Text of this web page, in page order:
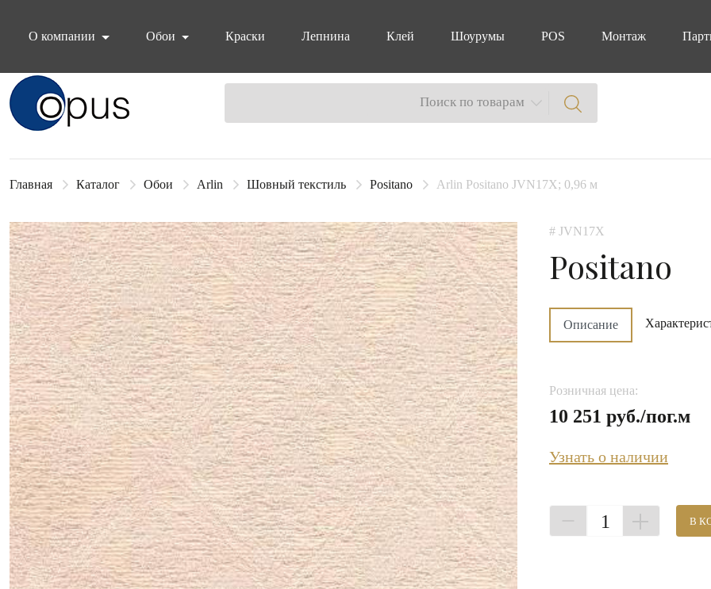
О компании
Обои Краски Лепнина Клей Шоурумы POS Монтаж
Блок поиска Поиск по товарам
Главная Каталог Обои Arlin Шовный текстиль Positano Arlin Positano JVN17X; 0,96 м
# JVN17X
Positano
Описание
Розничная цена:
10 251 руб./пог.м
Узнать о наличии
1 В